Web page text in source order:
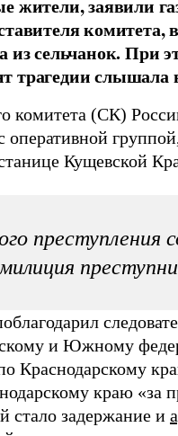
жители, заявили
комитета,
из сельчанок.
трагедии слышала
комитета (СК)
Кущевской
преступления
и Южному
Краснодарскому
краю «за
стало задержание и